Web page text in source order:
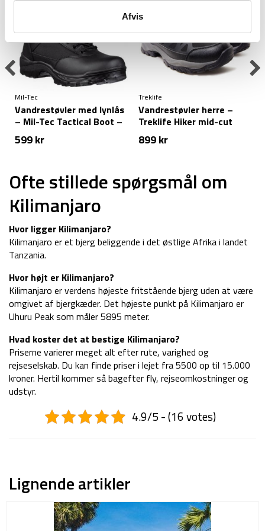
Afvis
Mil-Tec
Vandrestøvler med lynlås
– Mil-Tec Tactical Boot –
Sort
599kr
Treklife
Vandrestøvler herre –
Treklife Hiker mid-cut
899kr
Ofte stillede spørgsmål om
Kilimanjaro
Hvor ligger Kilimanjaro?
Kilimanjaro er et bjerg beliggende i det østlige Afrika i landet
Tanzania.
Hvor højt er Kilimanjaro?
Kilimanjaro er verdens højeste fritstående bjerg uden at være
omgivet af bjergkæder. Det højeste punkt på Kilimanjaro er
Uhuru Peak som måler 5895 meter.
Hvad koster det at bestige Kilimanjaro?
Priserne varierer meget alt efter rute, varighed og
rejseselskab. Du kan finde priser i lejet fra 5500 op til 15.000
kroner. Hertil kommer så bagefter fly, rejseomkostninger og
udstyr.
4.9/5 - (16 votes)
Lignende artikler